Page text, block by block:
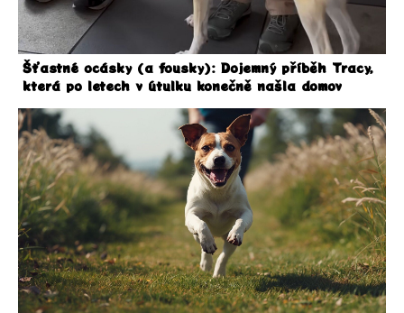
Šťastné ocásky (a fousky): Dojemný příběh Tracy,
která po letech v útulku konečně našla domov